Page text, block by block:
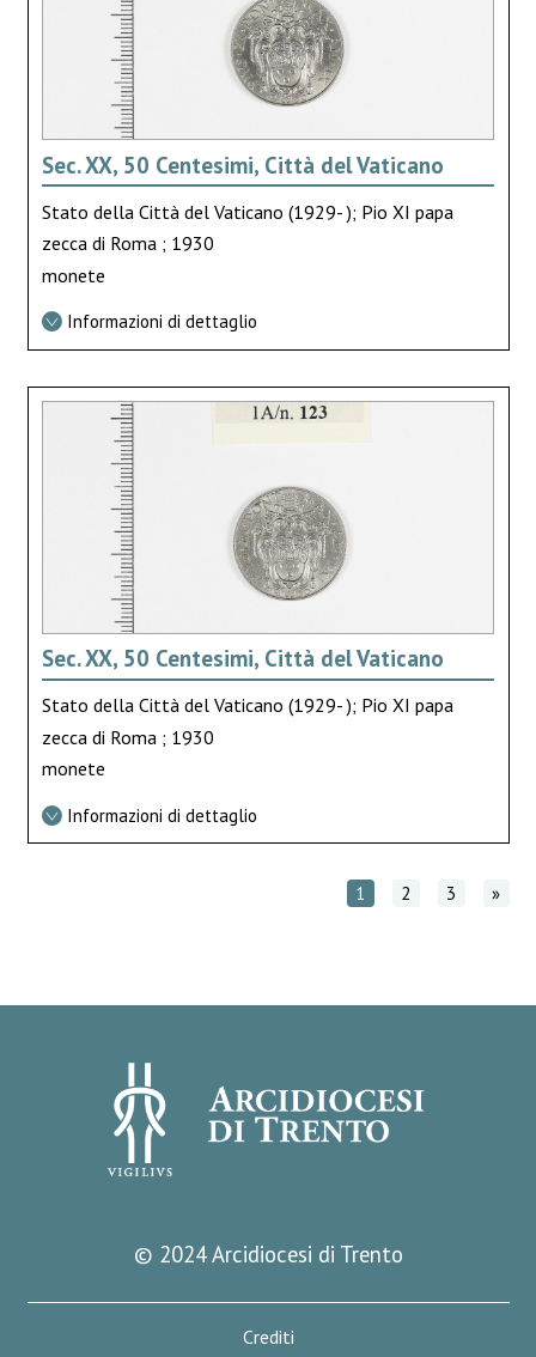
Sec. XX, 50 Centesimi, Città del Vaticano
Stato della Città del Vaticano (1929- ); Pio XI papa
zecca di Roma ; 1930
monete
Informazioni di dettaglio
Sec. XX, 50 Centesimi, Città del Vaticano
Stato della Città del Vaticano (1929- ); Pio XI papa
zecca di Roma ; 1930
monete
Informazioni di dettaglio
1 2 3 »
© 2024 Arcidiocesi di Trento
Crediti